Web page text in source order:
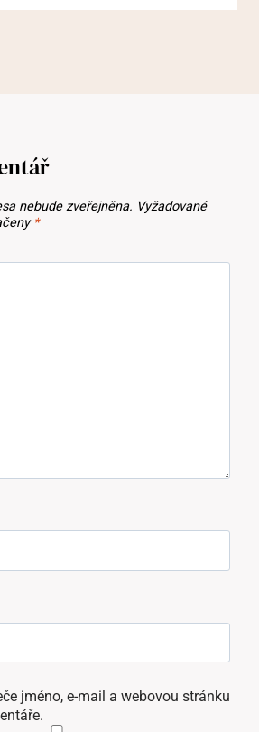
nebude zveřejněna. Vyžadované
*
jméno, e-mail a webovou stránku